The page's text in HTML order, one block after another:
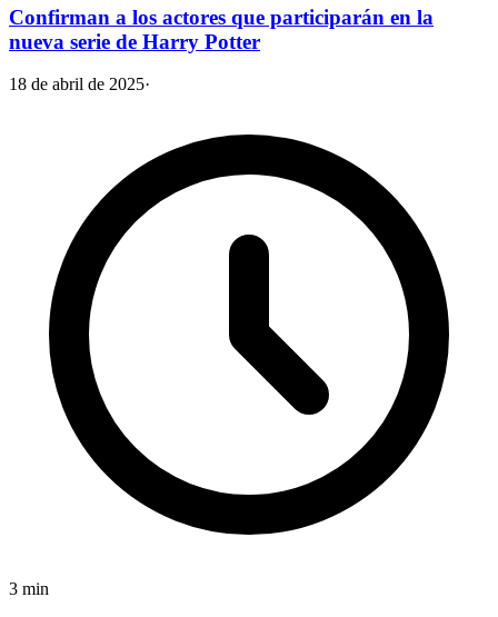
Confirman a los actores que participarán en la
nueva serie de Harry Potter
18 de abril de 2025·
3 min